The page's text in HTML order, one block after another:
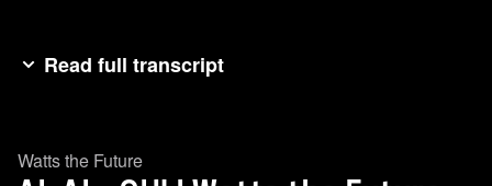
Read full transcript
集、我们将讨论 人们可能更关注的人工智能的一
Watts the Future